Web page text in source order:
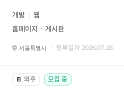
개발
웹
홈페이지ㆍ게시판
서울특별시 · 등록일자 2026.07.28.
📔 외주 모집 중